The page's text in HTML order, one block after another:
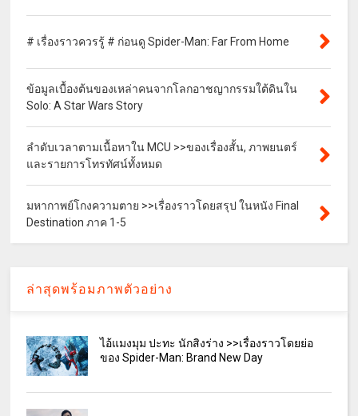
# เรื่องราวควรรู้ # ก่อนดู Spider-Man: Far From Home
ข้อมูลเบื้องต้นของเหล่าคนจากโลกอาชญากรรมใต้ดินใน
Solo: A Star Wars Story
ลำดับเวลาตามเนื้อหาใน MCU >>ของเรื่องสั้น, ภาพยนตร์
และรายการโทรทัศน์ทั้งหมด
มหากาพย์โกงความตาย >>เรื่องราวโดยสรุป ในหนัง Final
Destination ภาค 1-5
ล่าสุดพร้อมภาพตัวอย่าง
ไอ้แมงมุม ปะทะ นักสิงร่าง >>เรื่องราวโดยย่อ
ของ Spider-Man: Brand New Day